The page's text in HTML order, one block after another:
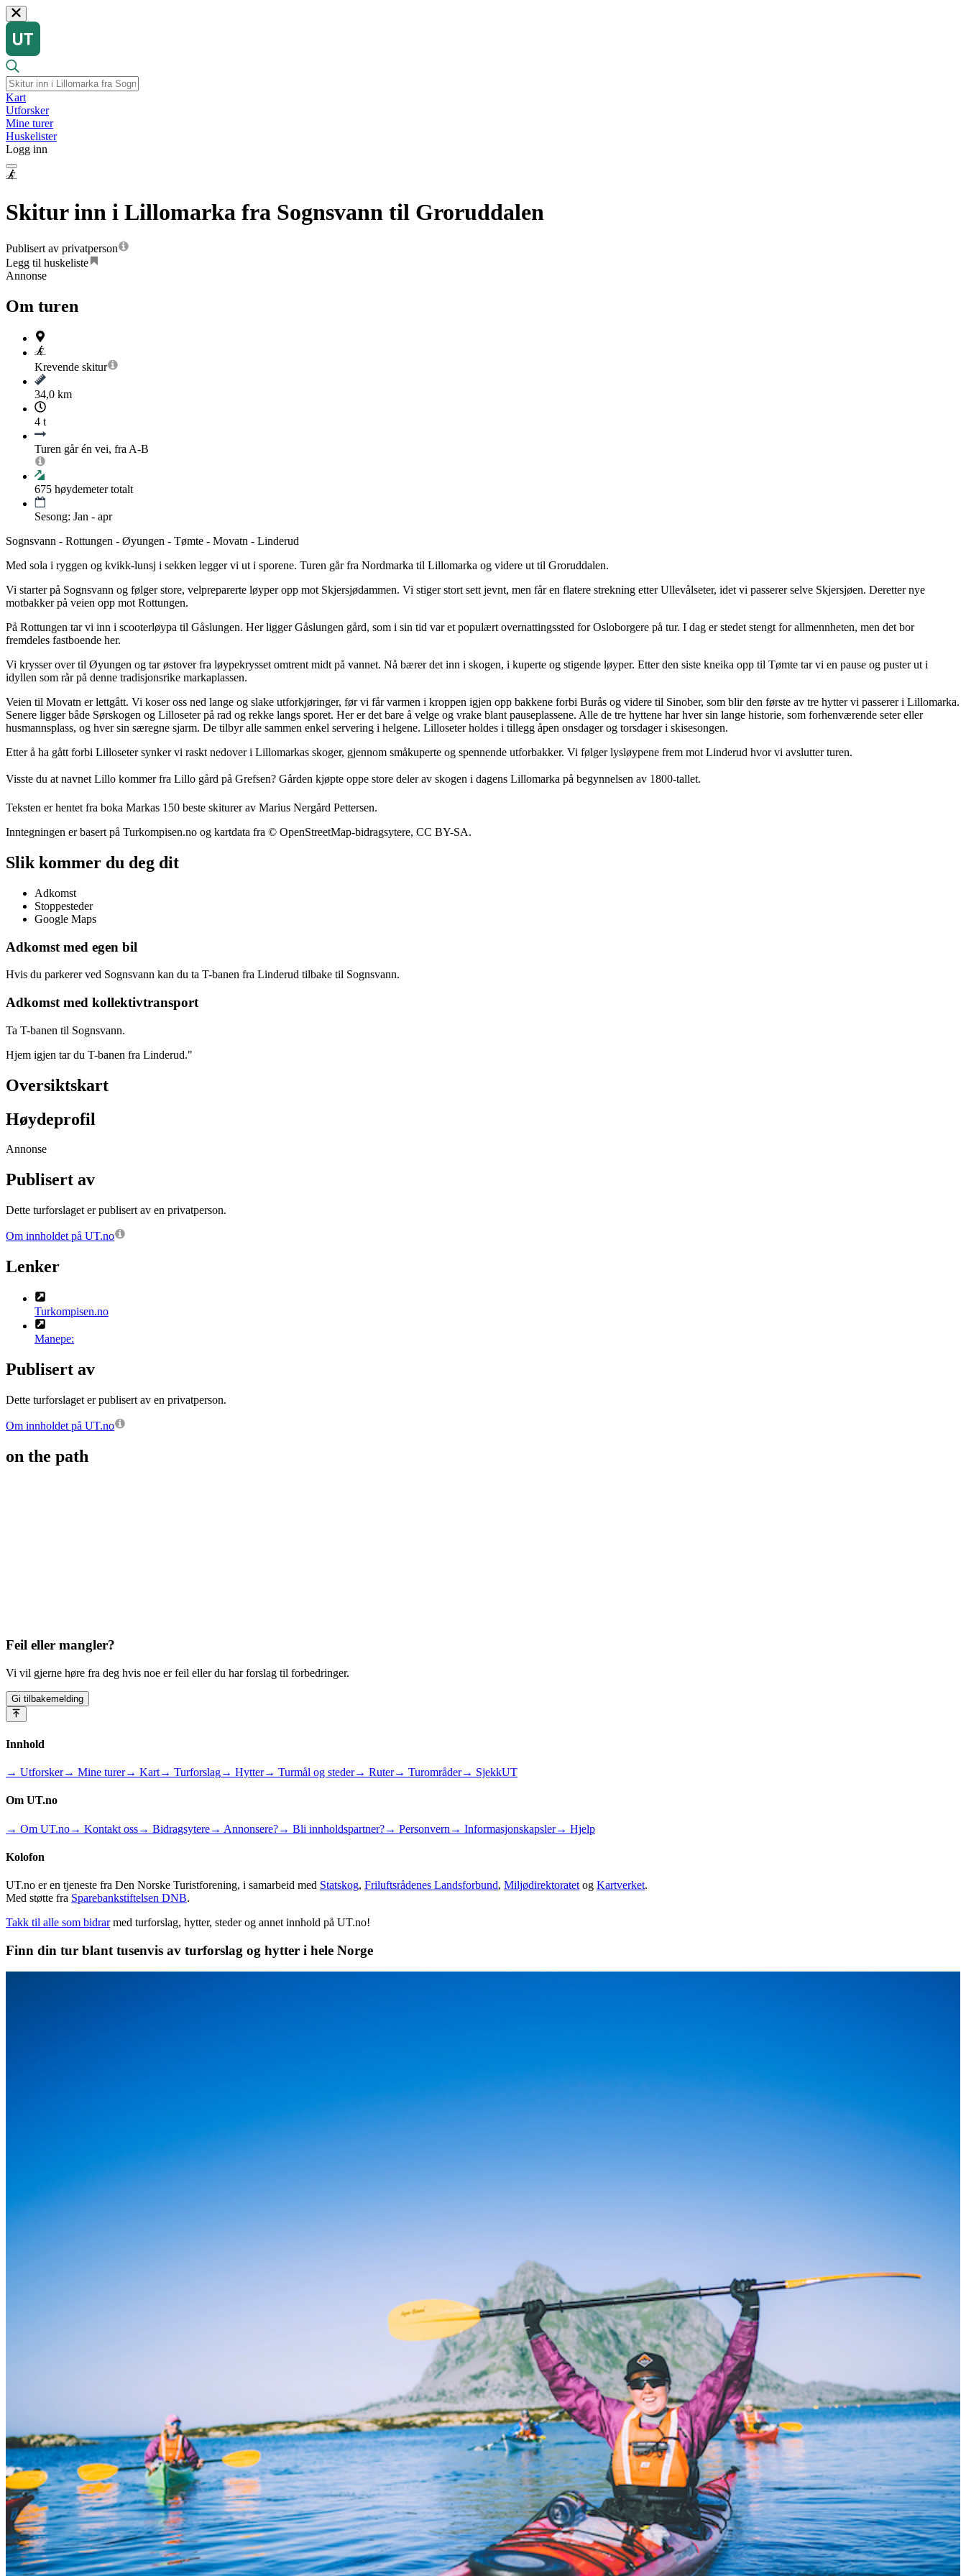
Kart
Utforsker
Mine turer
Huskelister
Logg inn
Skitur inn i Lillomarka fra Sognsvann til Groruddalen
Publisert av privatperson
Legg til huskeliste
Annonse
Om turen
Krevende skitur
34,0 km
4 t
Turen går én vei, fra A-B
675 høydemeter totalt
Sesong: Jan - apr
Sognsvann - Rottungen - Øyungen - Tømte - Movatn - Linderud
Med sola i ryggen og kvikk-lunsj i sekken legger vi ut i sporene. Turen går fra Nordmarka til Lillomarka og videre ut til Groruddalen.
Vi starter på Sognsvann og følger store, velpreparerte løyper opp mot Skjersjødammen. Vi stiger stort sett jevnt, men får en flatere strekning etter Ullevålseter, idet vi passerer selve Skjersjøen. Deretter nye
motbakker på veien opp mot Rottungen.
På Rottungen tar vi inn i scooterløypa til Gåslungen. Her ligger Gåslungen gård, som i sin tid var et populært overnattingssted for Osloborgere på tur. I dag er stedet stengt for allmennheten, men det bor
fremdeles fastboende her.
Vi krysser over til Øyungen og tar østover fra løypekrysset omtrent midt på vannet. Nå bærer det inn i skogen, i kuperte og stigende løyper. Etter den siste kneika opp til Tømte tar vi en pause og puster ut i
idyllen som rår på denne tradisjonsrike markaplassen.
Veien til Movatn er lettgått. Vi koser oss ned lange og slake utforkjøringer, før vi får varmen i kroppen igjen opp bakkene forbi Burås og videre til Sinober, som blir den første av tre hytter vi passerer i Lillomarka.
Senere ligger både Sørskogen og Lilloseter på rad og rekke langs sporet. Her er det bare å velge og vrake blant pauseplassene. Alle de tre hyttene har hver sin lange historie, som forhenværende seter eller
husmannsplass, og hver sin særegne sjarm. De tilbyr alle sammen enkel servering i helgene. Lilloseter holdes i tillegg åpen onsdager og torsdager i skisesongen.
Etter å ha gått forbi Lilloseter synker vi raskt nedover i Lillomarkas skoger, gjennom småkuperte og spennende utforbakker. Vi følger lysløypene frem mot Linderud hvor vi avslutter turen.
Visste du at navnet Lillo kommer fra Lillo gård på Grefsen? Gården kjøpte oppe store deler av skogen i dagens Lillomarka på begynnelsen av 1800-tallet.
Teksten er hentet fra boka Markas 150 beste skiturer av Marius Nergård Pettersen.
Inntegningen er basert på Turkompisen.no og kartdata fra © OpenStreetMap-bidragsytere, CC BY-SA.
Slik kommer du deg dit
Adkomst
Stoppesteder
Google Maps
Adkomst med egen bil
Hvis du parkerer ved Sognsvann kan du ta T-banen fra Linderud tilbake til Sognsvann.
Adkomst med kollektivtransport
Ta T-banen til Sognsvann.
Hjem igjen tar du T-banen fra Linderud."
Oversiktskart
Høydeprofil
Annonse
Publisert av
Dette turforslaget er publisert av en privatperson.
Om innholdet på UT.no
Lenker
Turkompisen.no
Manepe:
Publisert av
Dette turforslaget er publisert av en privatperson.
Om innholdet på UT.no
on the path
Feil eller mangler?
Vi vil gjerne høre fra deg hvis noe er feil eller du har forslag til forbedringer.
Gi tilbakemelding
Innhold
→ Utforsker→ Mine turer→ Kart→ Turforslag→ Hytter→ Turmål og steder→ Ruter→ Turområder→ SjekkUT
Om UT.no
→ Om UT.no→ Kontakt oss→ Bidragsytere→ Annonsere?→ Bli innholdspartner?→ Personvern → Informasjonskapsler→ Hjelp
Kolofon
UT.no er en tjeneste fra Den Norske Turistforening, i samarbeid med Statskog, Friluftsrådenes Landsforbund, Miljødirektoratet og Kartverket.
Med støtte fra Sparebankstiftelsen DNB.
Takk til alle som bidrar med turforslag, hytter, steder og annet innhold på UT.no!
Finn din tur blant tusenvis av turforslag og hytter i hele Norge